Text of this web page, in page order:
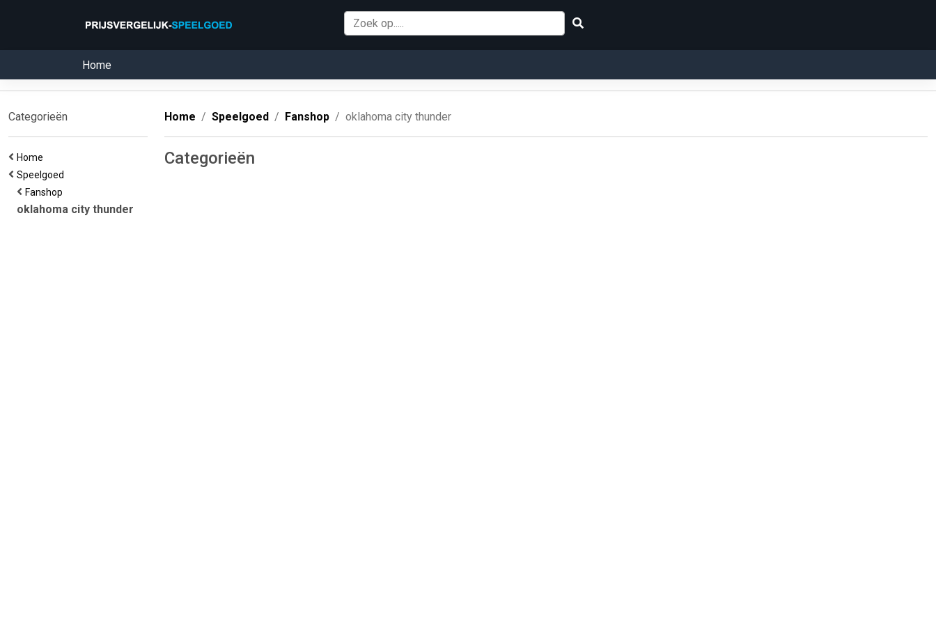
Home
Categorieën
Home
Speelgoed
Fanshop
oklahoma city thunder
Home Speelgoed Fanshop oklahoma city thunder
Categorieën